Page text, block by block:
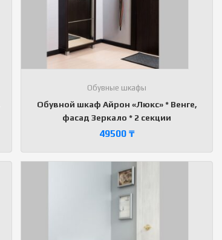
Обувные шкафы
Обувной шкаф Айрон «Люкс» * Венге,
фасад Зеркало * 2 секции
49500 ₸